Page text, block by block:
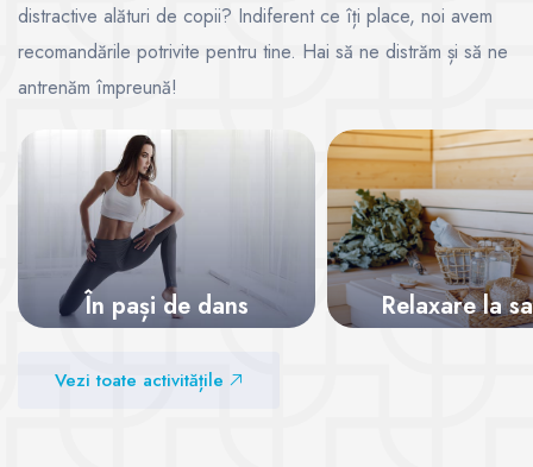
distractive alături de copii? Indiferent ce îți place, noi avem
recomandările potrivite pentru tine. Hai să ne distrăm și să ne
antrenăm împreună!
În pași de dans
Vezi sălile
Relaxare la
Vezi toate activitățile